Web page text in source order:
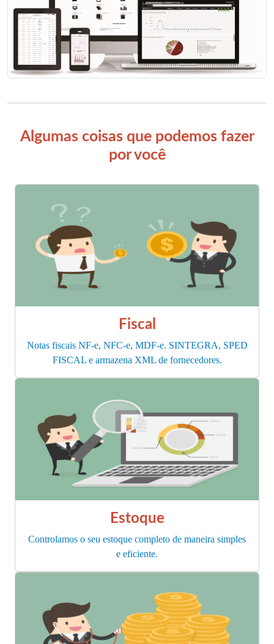
Algumas coisas que podemos fazer
por você
Fiscal
Notas fiscais NF-e, NFC-e, MDF-e. SINTEGRA, SPED
FISCAL e armazena XML de fornecedores.
Estoque
Controlamos o seu estoque completo de maneira simples
e eficiente.